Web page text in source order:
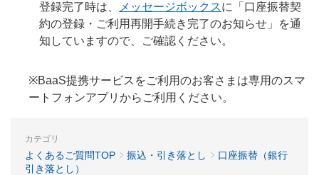
登録完了時は、
メッセージボックスに「口座振替契
約の登録・ご利用再開手続き完了のお知らせ」を通
知していますので、ご確認ください。
※BaaS提携サービスをご利用のお客さまは専用のスマ
ートフォンアプリからご利用ください。
カテゴリ
よくあるご質問TOP 振込・引き落とし
口座振替（銀行
引き落とし）